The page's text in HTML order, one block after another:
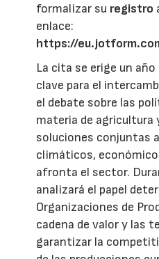
formalizar su registro
enlace:
https://
La cita se erige un
clave para el
el debate sobre las
materia de agricultura
soluciones conjuntas
climáticos,
afronta el sector.
analizará el papel
Organizaciones de
cadena de valor y las
garantizar la